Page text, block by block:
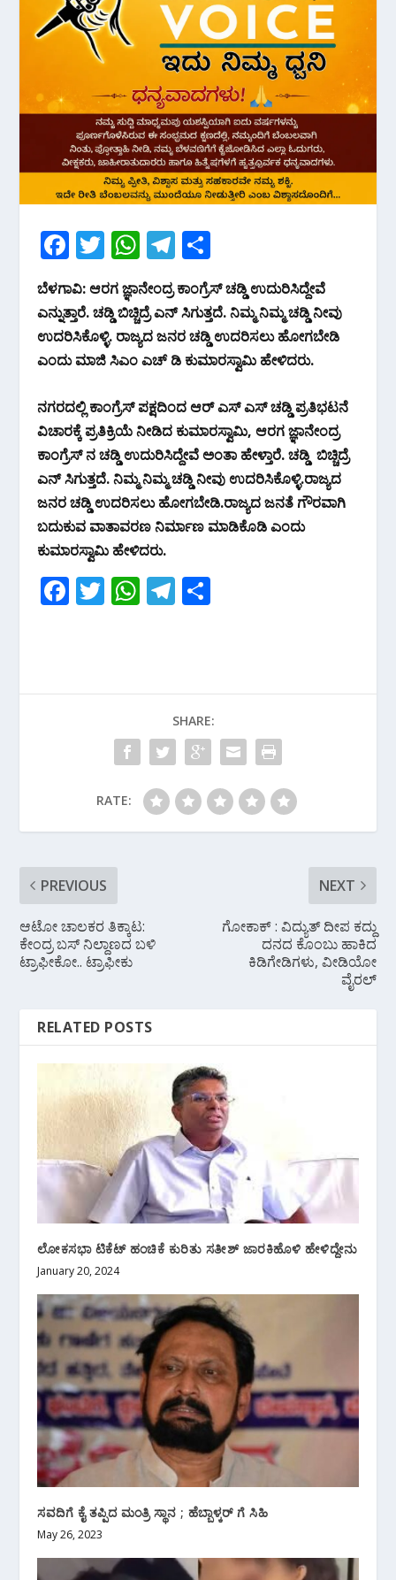
F
ac
e
b
o
k
T
w
itt
er
W
h
at
s
A
p
T
e
gr
a
h
ar
e
ಬೆಳಗಾವಿ: ಆರಗ ಜ್ಞಾನೇಂದ್ರ ಕಾಂಗ್ರೆಸ್ ಚಡ್ಡಿ ಉದುರಿಸಿದ್ದೇವೆ
ಎನ್ನುತ್ತಾರೆ. ಚಡ್ಡಿ ಬಿಚ್ಚಿದ್ರೆ ಎನ್ ಸಿಗುತ್ತದೆ. ನಿಮ್ಮ ನಿಮ್ಮ ಚಡ್ಡಿ ನೀವು
ಉದರಿಸಿಕೊಳ್ಳಿ. ರಾಜ್ಯದ ಜನರ ಚಡ್ಡಿ ಉದರಿಸಲು ಹೋಗಬೇಡಿ
ಎಂದು ಮಾಜಿ ಸಿಎಂ ಎಚ್ ಡಿ ಕುಮಾರಸ್ವಾಮಿ ಹೇಳಿದರು.
ನಗರದಲ್ಲಿ ಕಾಂಗ್ರೆಸ್ ಪಕ್ಷದಿಂದ ಆರ್ ಎಸ್ ಎಸ್ ಚಡ್ಡಿ ಪ್ರತಿಭಟನೆ
ವಿಚಾರಕ್ಕೆ ಪ್ರತಿಕ್ರಿಯೆ ನೀಡಿದ ಕುಮಾರಸ್ವಾಮಿ, ಆರಗ ಜ್ಞಾನೇಂದ್ರ
ಕಾಂಗ್ರೆಸ್ ನ ಚಡ್ಡಿ ಉದುರಿಸಿದ್ದೇವೆ ಅಂತಾ ಹೇಳ್ತಾರೆ. ಚಡ್ಡಿ ಬಿಚ್ಚಿದ್ರೆ
ಎನ್ ಸಿಗುತ್ತದೆ. ನಿಮ್ಮ ನಿಮ್ಮ ಚಡ್ಡಿ ನೀವು ಉದರಿಸಿಕೊಳ್ಳಿ.ರಾಜ್ಯದ
ಜನರ ಚಡ್ಡಿ ಉದರಿಸಲು ಹೋಗಬೇಡಿ.ರಾಜ್ಯದ ಜನತೆ ಗೌರವಾಗಿ
ಬದುಕುವ‌ ವಾತಾವರಣ ನಿರ್ಮಾಣ ಮಾಡಿಕೊಡಿ‌ ಎಂದು
ಕುಮಾರಸ್ವಾಮಿ ಹೇಳಿದರು.
F
o
T W
A
p
p
T
a
m
SHARE:
RATE:
PREVIOUS
ಆಟೋ ಚಾಲಕರ ತಿಕ್ಕಾಟ:
ಕೇಂದ್ರ ಬಸ್ ನಿಲ್ದಾಣದ ಬಳಿ
ಟ್ರಾಫೀಕೋ.. ಟ್ರಾಫೀಕು
NEXT
ಗೋಕಾಕ್ : ವಿದ್ಯುತ್ ದೀಪ ಕದ್ದು
ದನದ ಕೊಂಬು ಹಾಕಿದ
ಕಿಡಿಗೇಡಿಗಳು, ವೀಡಿಯೋ
ವೈರಲ್
RELATED POSTS
ಲೋಕಸಭಾ ಟಿಕೆಟ್ ಹಂಚಿಕೆ ಕುರಿತು ಸತೀಶ್ ಜಾರಕಿಹೊಳಿ ಹೇಳಿದ್ದೇನು
January 20, 2024
ಸವದಿಗೆ ಕೈ ತಪ್ಪಿದ ಮಂತ್ರಿ ಸ್ಥಾನ ; ಹೆಬ್ಬಾಳ್ಕರ್ ಗೆ ಸಿಹಿ
May 26, 2023